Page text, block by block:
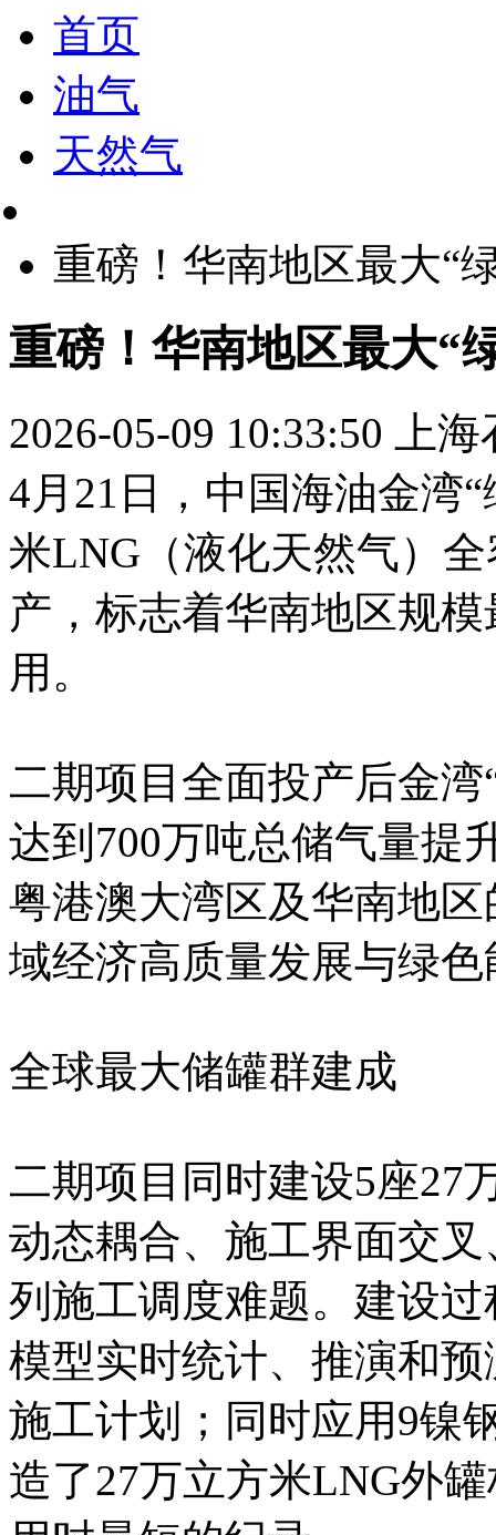
首页
油气
天然气
重磅！华南地区最大“
重磅！华南地区最大“
2026-05-09 10:33:50
上
4月21日，中国海油金湾
米LNG（液化天然气）
产，标志着华南地区规
用。
二期项目全面投产后金
达到700万吨总储气量提
粤港澳大湾区及华南地
域经济高质量发展与绿
全球最大储罐群建成
二期项目同时建设5座27
动态耦合、施工界面交
列施工调度难题。建设
模型实时统计、推演和
施工计划；同时应用9镍
造了27万立方米LNG外